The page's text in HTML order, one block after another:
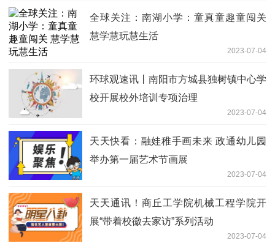
全球关注：南湖小学：童真童趣童闯关
慧学慧玩慧生活
2023-07-04
环球观速讯丨南阳市方城县独树镇中心学
校开展校外培训专项治理
2023-07-04
天天快看：融娃稚手画未来 政通幼儿园
举办第一届艺术节画展
2023-07-04
天天通讯！商丘工学院机械工程学院开
展“带着校徽去家访”系列活动
2023-07-04